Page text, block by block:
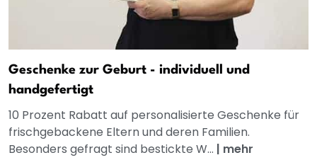
Geschenke zur Geburt - individuell und
handgefertigt
10 Prozent Rabatt auf personalisierte Geschenke für
frischgebackene Eltern und deren Familien.
Besonders gefragt sind bestickte W... | mehr